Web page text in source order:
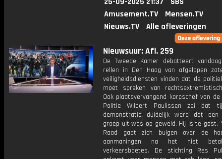
Amusement.TV
Mensen.TV
Nieuws.TV
Alle afleveringen
Nieuwsuur: Afl. 259
De Tweede Kamer debatteert
rellen in Den Haag van afgelopen
veiligheidsdiensten vinden dat de
moet spreken van
Ook plaatsvervangend korpschef van de
Politie Wilbert Paulissen zei dat
demonstratie duidelijk werd dat een
groep uit was op geweld. Hij is te gast.
Raad gaat zich buigen over de
aanmaningen na het niet
verkeersboetes. De stichting Res